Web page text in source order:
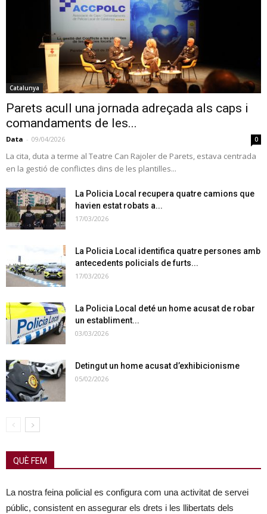
Catalunya
Parets acull una jornada adreçada als caps i
comandaments de les...
Data - 09/04/2026 0
La cita, duta a terme al Teatre Can Rajoler de Parets, estava centrada
en la gestió de conflictes dins de les plantilles...
La Policia Local recupera quatre camions que
havien estat robats a...
17/03/2026
La Policia Local identifica quatre persones amb
antecedents policials de furts...
17/03/2026
La Policia Local deté un home acusat de robar
un establiment...
03/03/2026
Detingut un home acusat d’exhibicionisme
05/02/2026
QUÈ FEM
La nostra feina policial es configura com una activitat de servei
públic, consistent en assegurar els drets i les llibertats dels